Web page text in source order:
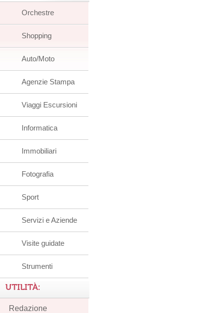
Orchestre
Shopping
Auto/Moto
Agenzie Stampa
Viaggi Escursioni
Informatica
Immobiliari
Fotografia
Sport
Servizi e Aziende
Visite guidate
Strumenti
UTILITÀ:
Redazione